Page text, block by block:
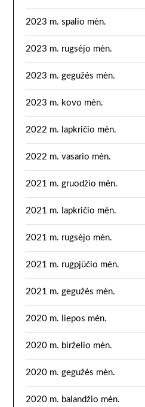
2023 m. spalio mėn.
2023 m. rugsėjo mėn.
2023 m. gegužės mėn.
2023 m. kovo mėn.
2022 m. lapkričio mėn.
2022 m. vasario mėn.
2021 m. gruodžio mėn.
2021 m. lapkričio mėn.
2021 m. rugsėjo mėn.
2021 m. rugpjūčio mėn.
2021 m. gegužės mėn.
2020 m. liepos mėn.
2020 m. birželio mėn.
2020 m. gegužės mėn.
2020 m. balandžio mėn.